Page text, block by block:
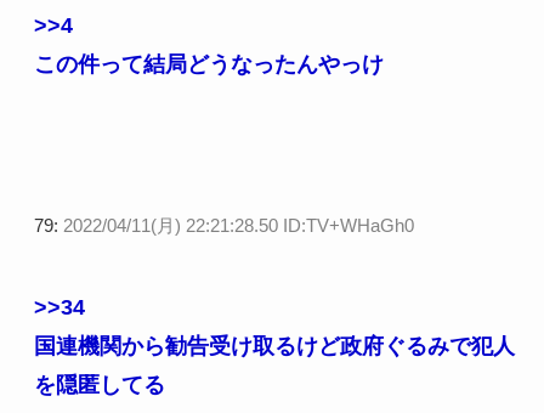
>>4
この件って結局どうなったんやっけ
79: 2022/04/11(月) 22:21:28.50 ID:TV+WHaGh0
>>34
国連機関から勧告受け取るけど政府ぐるみで犯人
を隠匿してる